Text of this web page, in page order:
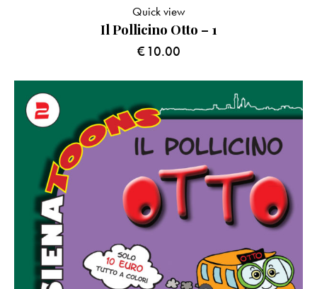
Il Pollicino Otto – 1
€10.00
Quick view